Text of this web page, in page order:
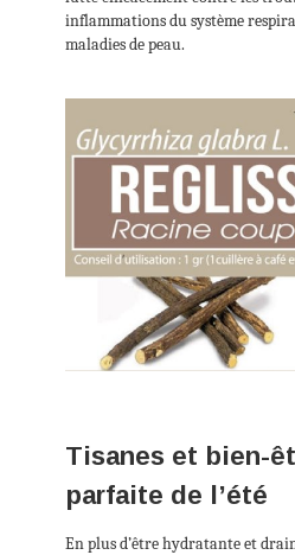
inflammations du système
maladies de peau.
Tisanes et bien-
parfaite de l’été
En plus d’être hydratante et